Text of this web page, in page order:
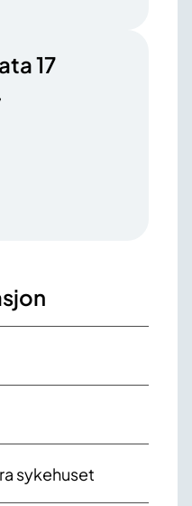
17
sykehuset